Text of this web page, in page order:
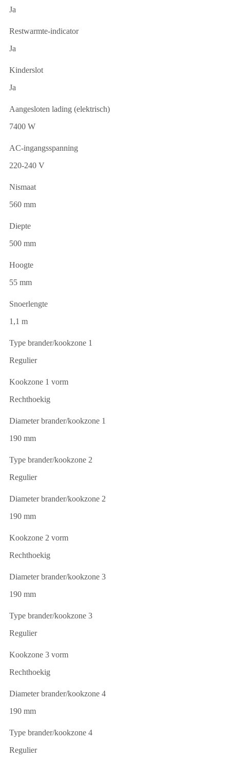
Ja
Restwarmte-indicator
Ja
Kinderslot
Ja
Aangesloten lading (elektrisch)
7400 W
AC-ingangsspanning
220-240 V
Nismaat
560 mm
Diepte
500 mm
Hoogte
55 mm
Snoerlengte
1,1 m
Type brander/kookzone 1
Regulier
Kookzone 1 vorm
Rechthoekig
Diameter brander/kookzone 1
190 mm
Type brander/kookzone 2
Regulier
Diameter brander/kookzone 2
190 mm
Kookzone 2 vorm
Rechthoekig
Diameter brander/kookzone 3
190 mm
Type brander/kookzone 3
Regulier
Kookzone 3 vorm
Rechthoekig
Diameter brander/kookzone 4
190 mm
Type brander/kookzone 4
Regulier